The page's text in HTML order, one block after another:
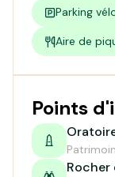
Parking
Aire de
Points
Rocher